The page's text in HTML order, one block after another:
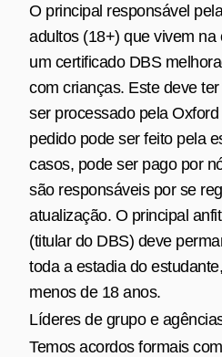
O principal responsável
adultos (18+) que vivem na
um certificado DBS
com crianças. Este deve
ser processado pela
pedido pode ser feito pela
casos, pode ser pago por
são responsáveis por se
atualização. O principal
(titular do DBS) deve
toda a estadia do
menos de 18 anos.
Líderes de grupo e
Temos acordos formais